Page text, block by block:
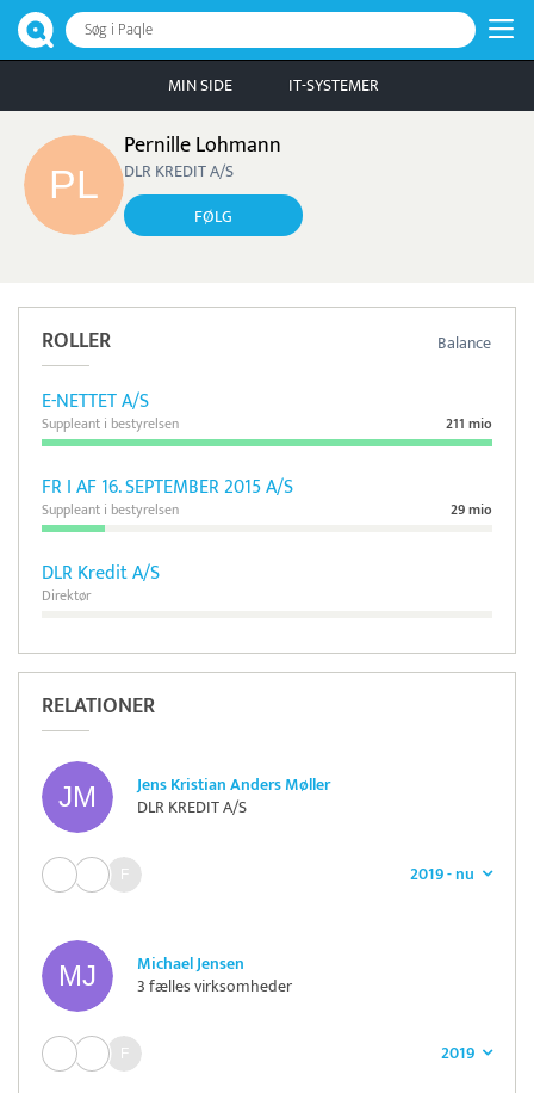
Søg i Paqle
MIN SIDE IT-SYSTEMER
Pernille Lohmann
DLR KREDIT A/S
FØLG
Balance
ROLLER
E-NETTET A/S
211 mio
Suppleant i bestyrelsen
FR I AF 16. SEPTEMBER 2015 A/S
29 mio
Suppleant i bestyrelsen
DLR Kredit A/S
Direktør
RELATIONER
Jens Kristian Anders Møller
DLR KREDIT A/S
2019 - nu
Michael Jensen
3 fælles virksomheder
2019